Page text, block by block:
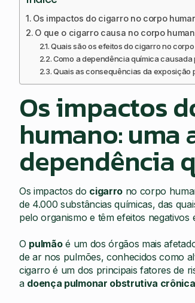
Os impactos do cigarro no corpo
O que o cigarro causa no corpo
Quais são os efeitos do cigarro no
Como a dependência química
Quais as consequências da exposição
Os impactos
humano: uma
dependência
Os impactos do cigarrono corpo
de 4.000 substâncias químicas, das
pelo organismo e têm efeitos negativos
O pulmãoé um dos órgãos mais
de ar nos pulmões, conhecidos como
cigarro é um dos principais fatores de
a doença pulmonar obstrutiva crônica